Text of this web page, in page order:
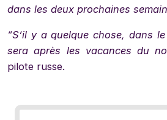
dans les deux prochaines
“S’il y a quelque chose, dans
sera après les vacances du
pilote russe.